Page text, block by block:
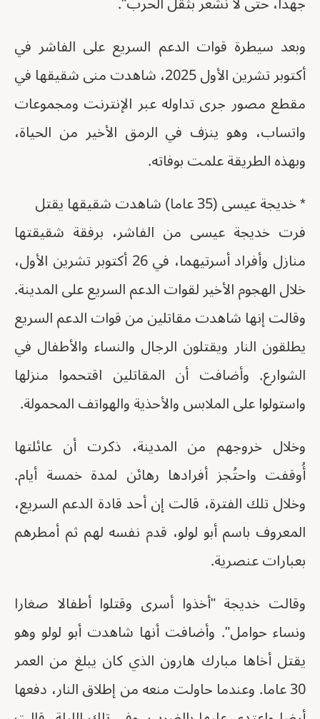
وبعد سيطرة قوات الدعم السريع على الفاشر في
أكتوبر تشرين الأول 2025، شاهدت منى شقيقها في
مقطع مصور جرى تداوله عبر الإنترنت ومجموعات
واتساب، وهو ينزف في الرمق الأخير من الحياة،
وبهذه الطريقة علمت بوفاته.
* خديجة عيسى (35 عاما) شاهدت ⁠شقيقها يقتل
فرت خديجة عيسى من الفاشر، برفقة شقيقتها
منازل وأفراد أسرتيهما، في 26 أكتوبر تشرين الأول،
خلال الهجوم الأخير لقوات الدعم السريع على المدينة.
وقالت إنها شاهدت مقاتلين من قوات الدعم السريع
يطلقون النار ويقتلون الرجال والنساء والأطفال في
الشوارع. وأضافت أن المقاتلين اقتحموا منزلها
واستولوا على الملابس والأحذية والهواتف المحمولة.
وخلال خروجهم من المدينة، ذكرت أن عائلتها
أُوقفت واحتُجز أفرادها رهائن لمدة خمسة أيام.
وخلال تلك الفترة، قالت إن أحد قادة الدعم السريع،
المعروف باسم أبو لولو، قدم نفسه لهم ثم أمطرهم
بعبارات عنصرية.
وقالت خديجة "أخذوا أسرى وقتلوا أطفالا صغارا
ونساء حوامل". وأضافت أنها شاهدت أبو لولو وهو
يقتل أخاها مبارك هارون الذي كان يبلغ من العمر
30 عاما. وعندما حاولت منعه من إطلاق النار، دفعها